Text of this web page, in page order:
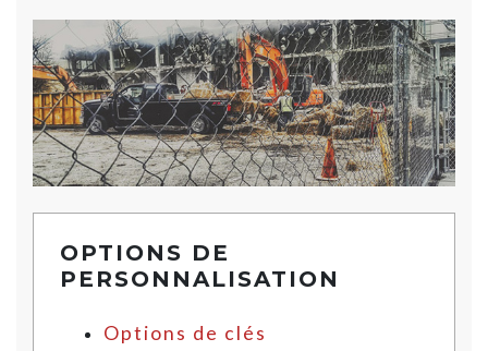
OPTIONS DE
PERSONNALISATION
Options de clés